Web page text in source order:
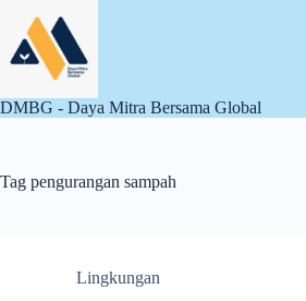
content
DMBG - Daya Mitra Bersama Global
Tag pengurangan sampah
Lingkungan